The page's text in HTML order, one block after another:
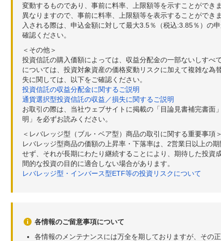
変動するものであり、事前に料率、上限額等を示すことがで
異なりますので、事前に料率、上限額等を表示することがで
入される際は、申込金額に対して最大3.5％（税込:3.85％）の
確認ください。
＜その他＞
投資信託の購入価額によっては、収益分配金の一部ないしす
については、投資対象資産の価格変動リスクに加えて複雑な
失に関しては、以下をご確認ください。
投資信託の収益分配金に関するご説明
通貨選択型投資信託の収益／損失に関するご説明
お取引の際は、当社ウェブサイトに掲載の「目論見書補完書
明」を必ずお読みください。
＜レバレッジ型（ブル・ベア型）商品の取引に関する重要事項
レバレッジ型商品の価額の上昇率・下落率は、2営業日以上の
せず、それが長期にわたり継続することにより、期待した投
間的な投資の目的に適合しない場合があります。
レバレッジ型・インバース型ETF等の投資リスクについて
各情報のご留意事項について
各情報のメンテナンスには万全を期しておりますが、その